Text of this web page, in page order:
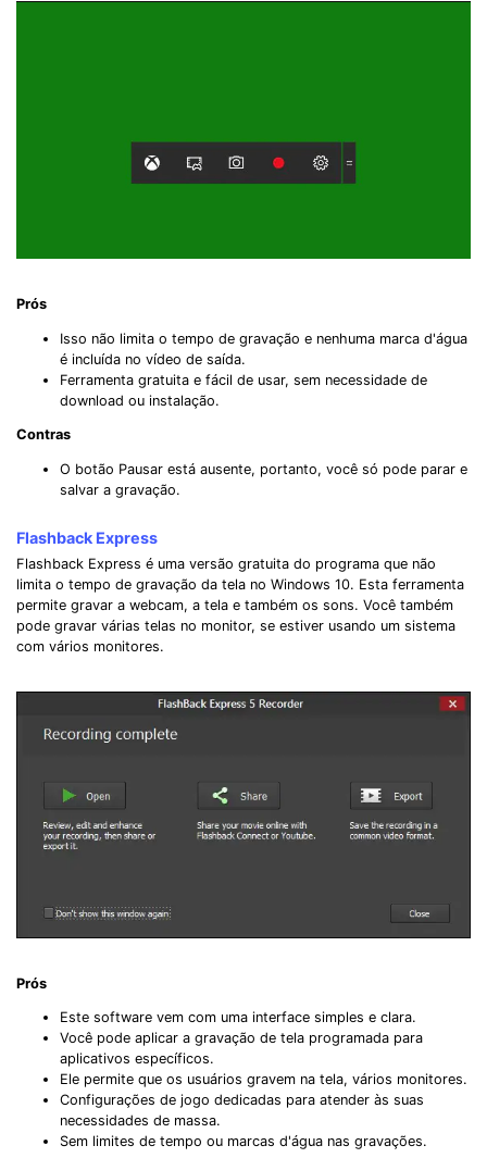
Prós
Isso não limita o tempo de gravação e nenhuma marca d'água
é incluída no vídeo de saída.
Ferramenta gratuita e fácil de usar, sem necessidade de
download ou instalação.
Contras
O botão Pausar está ausente, portanto, você só pode parar e
salvar a gravação.
Flashback Express
Flashback Express é uma versão gratuita do programa que não
limita o tempo de gravação da tela no Windows 10. Esta ferramenta
permite gravar a webcam, a tela e também os sons. Você também
pode gravar várias telas no monitor, se estiver usando um sistema
com vários monitores.
Prós
Este software vem com uma interface simples e clara.
Você pode aplicar a gravação de tela programada para
aplicativos específicos.
Ele permite que os usuários gravem na tela, vários monitores.
Configurações de jogo dedicadas para atender às suas
necessidades de massa.
Sem limites de tempo ou marcas d'água nas gravações.